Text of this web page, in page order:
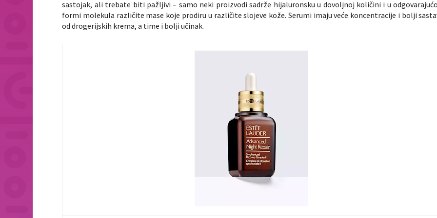
sastojak, ali trebate biti pažljivi – samo neki proizvodi sadrže hijaluronsku u dovoljnoj količini i u
formi molekula različite mase koje prodiru u različite slojeve kože. Serumi imaju veće koncentracije i bolji
od drogerijskih krema, a time i bolji učinak.